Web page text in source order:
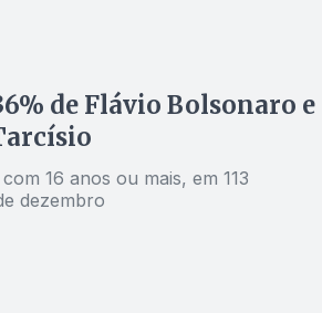
de Flávio Bolsonaro e
16 anos ou mais, em 113
entre os dias 2 e 4 de dezembro